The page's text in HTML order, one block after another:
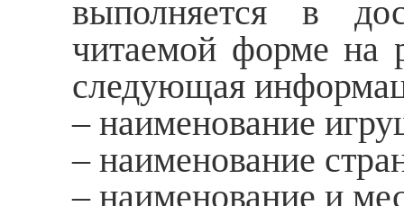
выполняется в
читаемой форме на
следующая
– наименование
– наименование
– наименование и